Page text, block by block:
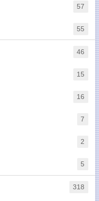
57
55
46
15
16
7
2
5
318